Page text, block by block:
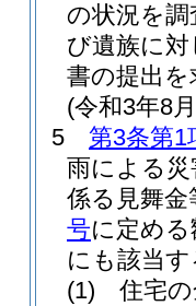
の状況を
び遺族に
書の提出
(令和3年8
5
第3条第1
雨による災
係る見舞
号に定める
にも該当
(1)
住宅